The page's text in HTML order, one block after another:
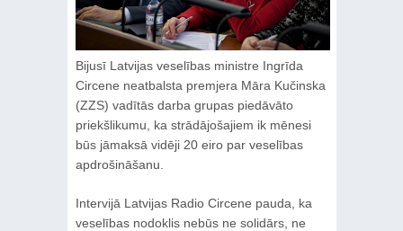
Bijusī Latvijas veselības ministre Ingrīda
Circene neatbalsta premjera Māra Kučinska
(ZZS) vadītās darba grupas piedāvāto
priekšlikumu, ka strādājošajiem ik mēnesi
būs jāmaksā vidēji 20 eiro par veselības
apdrošināšanu.
Intervijā Latvijas Radio Circene pauda, ka
veselības nodoklis nebūs ne solidārs, ne